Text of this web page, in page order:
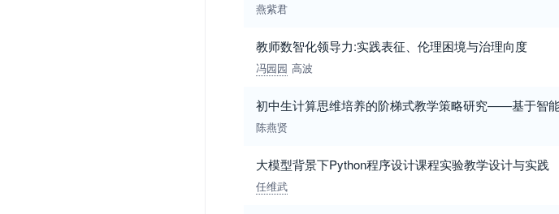
燕紫君
教师数智化领导力:实践表征、伦理困境与治理向度
冯园园 高波
初中生计算思维培养的阶梯式教学策略研究——基于智
陈燕贤
大模型背景下Python程序设计课程实验教学设计与实践
任维武